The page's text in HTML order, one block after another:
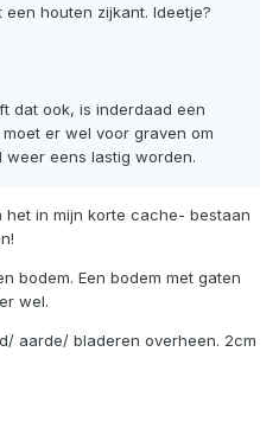
houten zijkant. Ideetje?
dat ook, is inderdaad een
er wel voor graven om
eens lastig worden.
het in mijn korte cache- bestaan
bodem. Een bodem met gaten
wel.
aarde/ bladeren overheen. 2cm